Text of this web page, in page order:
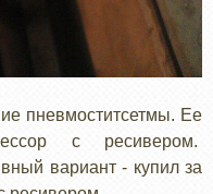
пневмоститсетмы. Ее
с ресивером.
вариант - купил за